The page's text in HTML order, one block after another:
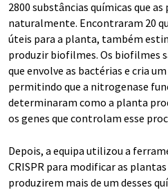
2800 substâncias químicas que
naturalmente. Encontraram 20
úteis para a planta, também
produzir biofilmes. Os biofilmes
que envolve as bactérias e cria
permitindo que a nitrogenase
determinaram como a planta
os genes que controlam esse
Depois, a equipa utilizou a
CRISPR para modificar as
produzirem mais de um desses